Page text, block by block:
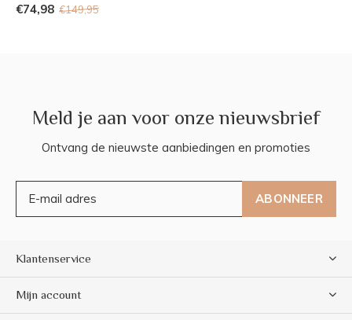
€74,98 €149,95
Meld je aan voor onze nieuwsbrief
Ontvang de nieuwste aanbiedingen en promoties
ABONNEER
Klantenservice
Mijn account